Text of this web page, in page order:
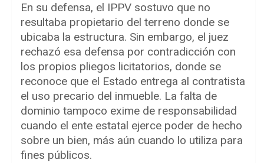
En su defensa, el IPPV sostuvo que no
resultaba propietario del terreno donde se
ubicaba la estructura. Sin embargo, el juez
rechazó esa defensa por contradicción con
los propios pliegos licitatorios, donde se
reconoce que el Estado entrega al contratista
el uso precario del inmueble. La falta de
dominio tampoco exime de responsabilidad
cuando el ente estatal ejerce poder de hecho
sobre un bien, más aún cuando lo utiliza para
fines públicos.